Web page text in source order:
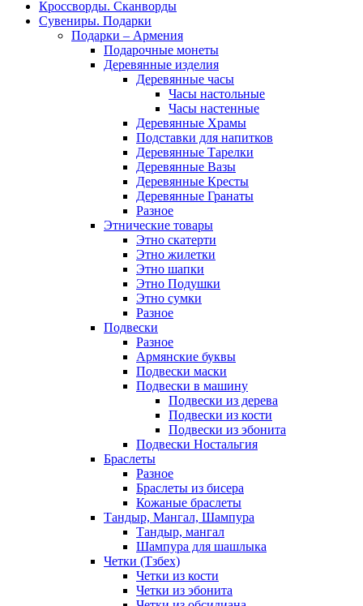
Кроссворды. Сканворды
Сувениры. Подарки
Подарки – Армения
Подарочные монеты
Деревянные изделия
Деревянные часы
Часы настольные
Часы настенные
Деревянные Храмы
Подставки для напитков
Деревянные Тарелки
Деревянные Вазы
Деревянные Кресты
Деревянные Гранаты
Разное
Этнические товары
Этно скатерти
Этно жилетки
Этно шапки
Этно Подушки
Этно сумки
Разное
Подвески
Разное
Армянские буквы
Подвески маски
Подвески в машину
Подвески из дерева
Подвески из кости
Подвески из эбонита
Подвески Ностальгия
Браслеты
Разное
Браслеты из бисера
Кожаные браслеты
Тандыр, Мангал, Шампура
Тандыр, мангал
Шампура для шашлыка
Четки (Тзбех)
Четки из кости
Четки из эбонита